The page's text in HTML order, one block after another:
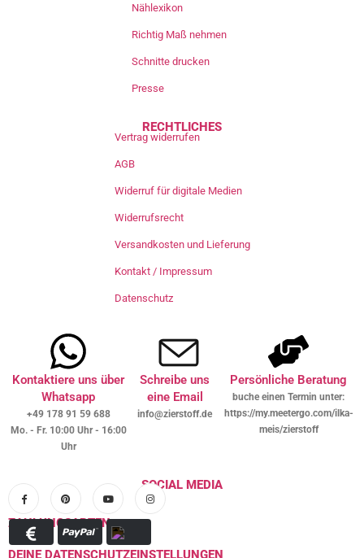
Nählexikon
Richtig Maß nehmen
Schnitte drucken
Presse
RECHTLICHES
Vertrag widerrufen
AGB
Widerruf für digitale Medien
Widerrufsrecht
Versandkosten und Lieferung
Kontakt / Impressum
Datenschutz
Kontaktiere uns über
Whatsapp
+49 178 91 59 688
Mo. - Fr. 10:00 Uhr - 16:00
Uhr
Schreibe uns
eine Email
info@zierstoff.de
Persönliche Beratung
buche einen Termin unter:
https://my.meetergo.com/ilka-
meis/zierstoff
SOCIAL MEDIA
ZAHLUNGSARTEN
DEINE DATENSCHUTZEINSTELLUNGEN